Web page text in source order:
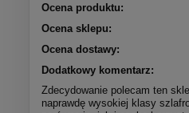
Ocena produktu:
Ocena sklepu:
Ocena dostawy:
Dodatkowy komentarz:
Zdecydowanie polecam ten
naprawdę wysokiej klasy